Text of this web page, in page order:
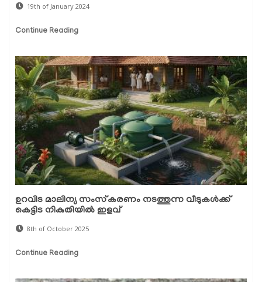
19th of January 2024
Continue Reading
ഉറവിട മാലിന്യ സംസ്‌കരണം നടത്തുന്ന വീടുകൾക്ക്
കെട്ടിട നികുതിയിൽ ഇളവ്
8th of October 2025
Continue Reading